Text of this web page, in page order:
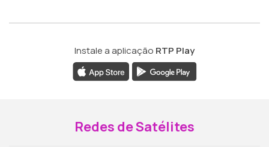
Instale a aplicação RTP Play
Redes de Satélites